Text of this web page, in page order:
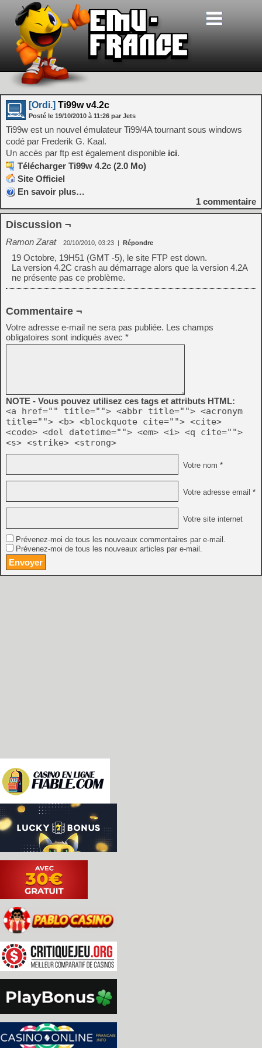
[Ordi.] Ti99w v4.2c
Posté le 19/10/2010 à 11:26 par Jets
Ti99w est un nouvel émulateur Ti99/4A tournant sous windows
codé par Frederik G. Kaal.
Un accès par ftp est également disponible ici.
Télécharger Ti99w 4.2c (2.0 Mo)
Site Officiel
En savoir plus…
1 commentaire
Discussion ¬
Ramon Zarat 20/10/2010, 03:23 | Répondre
19 Octobre, 19H51 (GMT -5), le site FTP est down.
La version 4.2C crash au démarrage alors que la version 4.2A
ne présente pas ce problème.
Commentaire ¬
Votre adresse e-mail ne sera pas publiée. Les champs
obligatoires sont indiqués avec *
NOTE - Vous pouvez utilisez ces tags et attributs HTML:
<a href="" title=""> <abbr title=""> <acronym
title=""> <b> <blockquote cite=""> <cite>
<code> <del datetime=""> <em> <i> <q cite="">
<s> <strike> <strong>
Votre nom *
Votre adresse email *
Votre site internet
Prévenez-moi de tous les nouveaux commentaires par e-mail.
Prévenez-moi de tous les nouveaux articles par e-mail.